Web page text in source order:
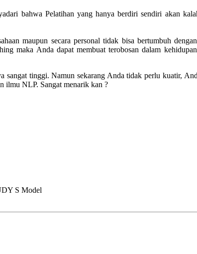
bahwa Pelatihan yang hanya berdiri sendiri akan
maupun secara personal tidak bisa bertumbuh
maka Anda dapat membuat terobosan dalam
tinggi. Namun sekarang Anda tidak perlu kuatir,
ilmu NLP. Sangat menarik kan ?
S Model